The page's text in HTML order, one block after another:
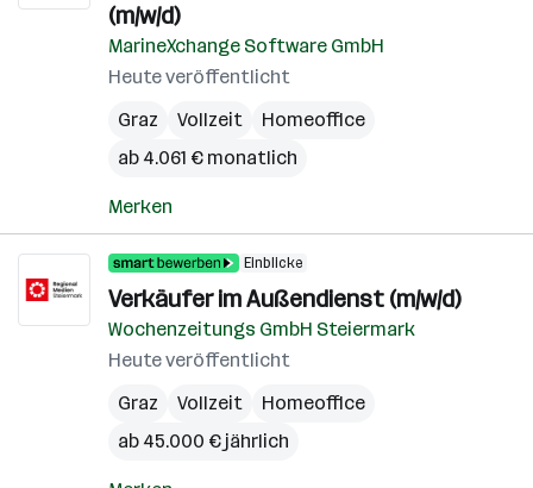
(m/w/d)
MarineXchange Software GmbH
Heute veröffentlicht
Graz
Vollzeit
Homeoffice
ab 4.061 € monatlich
Merken
Einblicke
Verkäufer im Außendienst (m/w/d)
Wochenzeitungs GmbH Steiermark
Heute veröffentlicht
Graz
Vollzeit
Homeoffice
ab 45.000 € jährlich